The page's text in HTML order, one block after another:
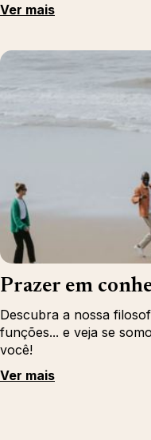
Ver mais
Prazer em
Descubra a nossa
funções... e veja se
você!
Ver mais